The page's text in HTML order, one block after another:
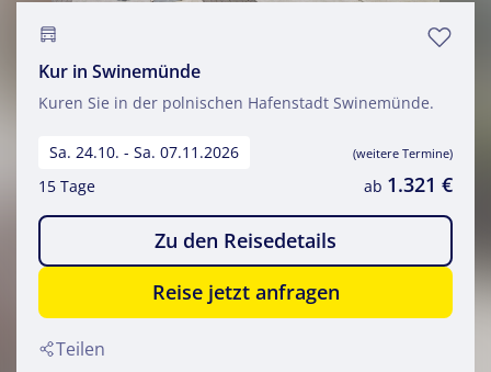
Kur in Swinemünde
Kuren Sie in der polnischen Hafenstadt Swinemünde.
Sa. 24.10. - Sa. 07.11.2026 (weitere Termine)
15 Tage ab 1.321 €
Zu den Reisedetails
Reise jetzt anfragen
Teilen